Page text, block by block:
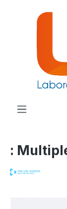
principale
: